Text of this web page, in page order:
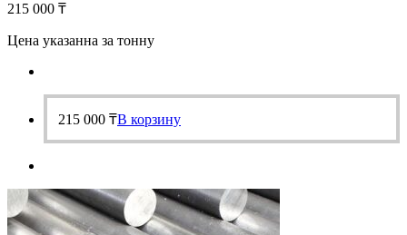
215 000 ₸
Цена указанна за тонну
215 000 ₸В корзину